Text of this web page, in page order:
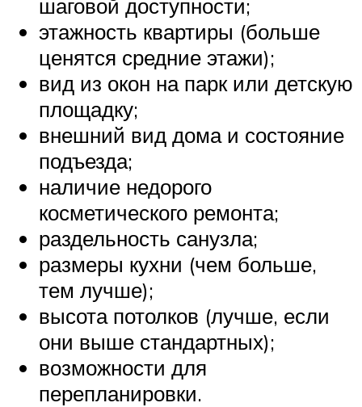
шаговой доступности;
этажность квартиры (больше
ценятся средние этажи);
вид из окон на парк или детскую
площадку;
внешний вид дома и состояние
подъезда;
наличие недорого
косметического ремонта;
раздельность санузла;
размеры кухни (чем больше,
тем лучше);
высота потолков (лучше, если
они выше стандартных);
возможности для
перепланировки.